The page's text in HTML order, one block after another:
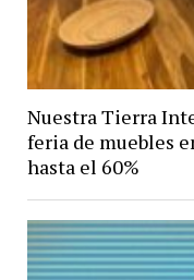
Nuestra Tierra
feria de muebles
hasta el 60%